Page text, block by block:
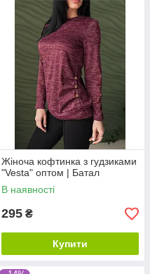
Жіноча кофтинка з гудзиками
"Vesta" оптом | Батал
В наявності
295 ₴
Купити